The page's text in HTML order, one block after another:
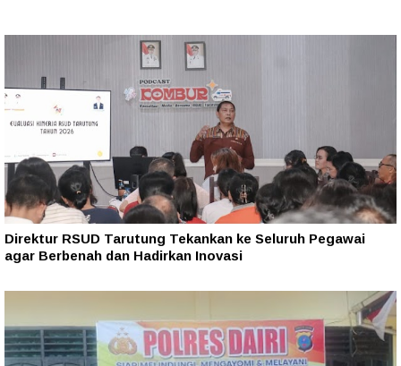
Direktur RSUD Tarutung Tekankan ke Seluruh Pegawai
agar Berbenah dan Hadirkan Inovasi